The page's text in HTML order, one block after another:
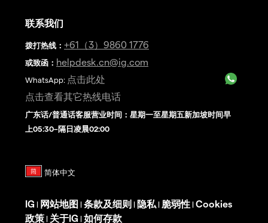
联系我们
拨打热线 ： +61（3）9860 1776
或致函： helpdesk.cn@ig.com
WhatsApp: 点击此处
点击查看其它热线电话
广东话/普通话客服营业时间：星期一至星期五新加坡时间早
上05:30–隔日凌晨02:00
IG | 网站地图 | 条款及细则 | 隐私 | 脆弱性 | Cookies
政策 | 关于IG | 如何存款